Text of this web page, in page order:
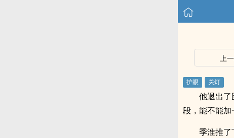
上
他退出了
段，能不能加
季淮推了